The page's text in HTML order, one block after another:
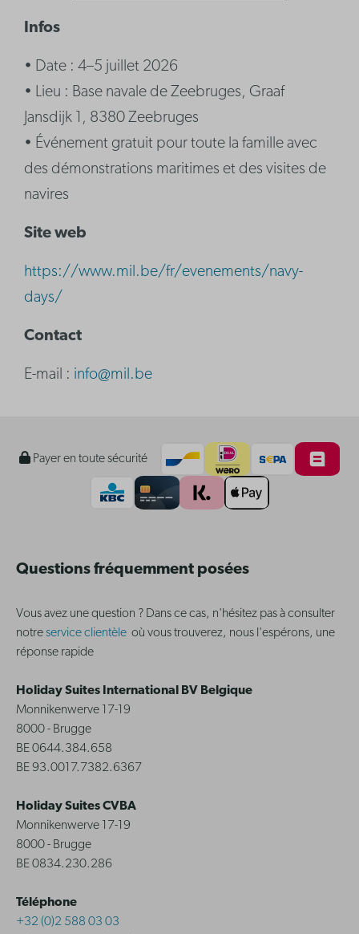
Infos
• Date : 4–5 juillet 2026
• Lieu : Base navale de Zeebruges, Graaf
Jansdijk 1, 8380 Zeebruges
• Événement gratuit pour toute la famille avec
des démonstrations maritimes et des visites de
navires
Site web
https://www.mil.be/fr/evenements/navy-
days/
Contact
E-mail : info@mil.be
Payer en toute sécurité
Questions fréquemment posées
Vous avez une question ? Dans ce cas, n'hésitez pas à consulter
notreservice clientèle où vous trouverez, nous l'espérons, une
réponse rapide
Holiday Suites International BV Belgique
Monnikenwerve 17-19
8000 - Brugge
BE 0644.384.658
BE 93.0017.7382.6367
Holiday Suites CVBA
Monnikenwerve 17-19
8000 - Brugge
BE 0834.230.286
Téléphone
+32 (0)2 588 03 03